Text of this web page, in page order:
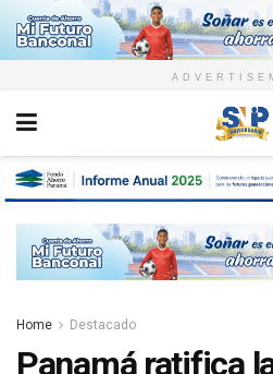
Home Destacado
Panamá ratifica